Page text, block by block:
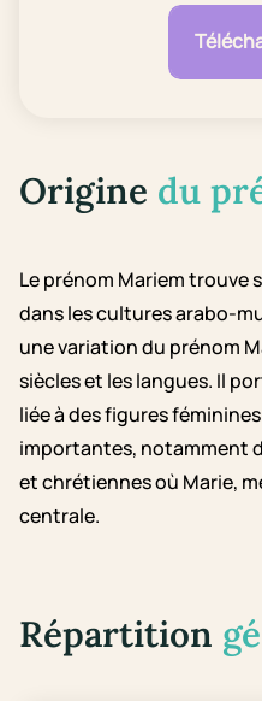
Origine du
Le prénom Mariem trouve
dans les cultures arabo-
une variation du prénom
siècles et les langues. Il
liée à des figures
importantes, notamment
et chrétiennes où Marie,
centrale.
Répartition